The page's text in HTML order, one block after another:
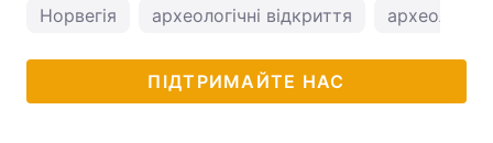
Норвегія археологічні відкриття
ПІДТРИМАЙТЕ НАС